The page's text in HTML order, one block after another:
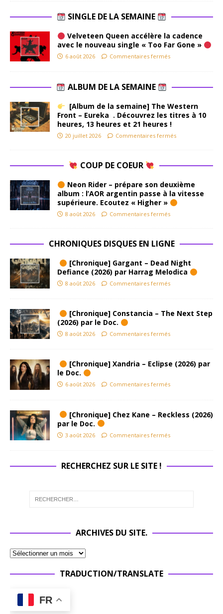
SINGLE DE LA SEMAINE
Velveteen Queen accélère la cadence
avec le nouveau single « Too Far Gone »
6 août 2026 Commentaires fermés
ALBUM DE LA SEMAINE
[Album de la semaine] The Western
Front – Eureka . Découvrez les titres à 10
heures, 13 heures et 21 heures !
20 juillet 2026 Commentaires fermés
COUP DE COEUR
Neon Rider – prépare son deuxième
album : l’AOR argentin passe à la vitesse
supérieure. Ecoutez « Higher »
8 août 2026 Commentaires fermés
CHRONIQUES DISQUES EN LIGNE
[Chronique] Gargant – Dead Night
Defiance (2026) par Harrag Melodica
8 août 2026 Commentaires fermés
[Chronique] Constancia – The Next Step
(2026) par le Doc.
8 août 2026 Commentaires fermés
[Chronique] Xandria – Eclipse (2026) par
le Doc.
6 août 2026 Commentaires fermés
[Chronique] Chez Kane – Reckless (2026)
par le Doc.
3 août 2026 Commentaires fermés
RECHERCHEZ SUR LE SITE !
ARCHIVES DU SITE.
TRADUCTION/TRANSLATE
FR